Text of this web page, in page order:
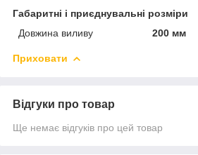
Габаритні і приєднувальні розміри
Довжина виливу
200 мм
Приховати
Відгуки про товар
Ще немає відгуків про цей товар